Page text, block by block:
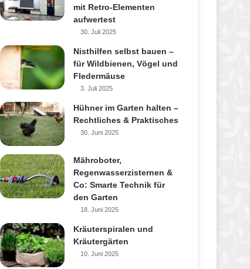
mit Retro-Elementen
aufwertest
30. Juli 2025
Nisthilfen selbst bauen –
für Wildbienen, Vögel und
Fledermäuse
3. Juli 2025
Hühner im Garten halten –
Rechtliches & Praktisches
30. Juni 2025
Mähroboter,
Regenwasserzisternen &
Co: Smarte Technik für
den Garten
18. Juni 2025
Kräuterspiralen und
Kräutergärten
10. Juni 2025